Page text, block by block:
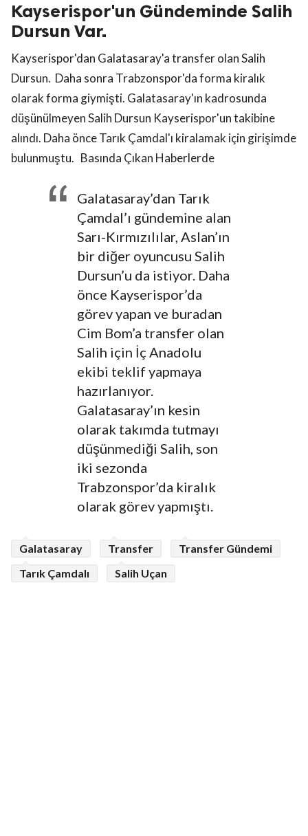
Kayserispor'un Gündeminde Salih
Dursun Var.
Kayserispor'dan Galatasaray'a transfer olan Salih
Dursun. Daha sonra Trabzonspor'da forma kiralık
olarak forma giymişti. Galatasaray'ın kadrosunda
düşünülmeyen Salih Dursun Kayserispor'un takibine
alındı. Daha önce Tarık Çamdal'ı kiralamak için girişimde
bulunmuştu. Basında Çıkan Haberlerde
Galatasaray’dan Tarık
Çamdal’ı gündemine alan
Sarı-Kırmızılılar, Aslan’ın
bir diğer oyuncusu Salih
Dursun’u da istiyor. Daha
önce Kayserispor’da
görev yapan ve buradan
Cim Bom’a transfer olan
Salih için İç Anadolu
ekibi teklif yapmaya
hazırlanıyor.
Galatasaray’ın kesin
olarak takımda tutmayı
düşünmediği Salih, son
iki sezonda
Trabzonspor’da kiralık
olarak görev yapmıştı.
Galatasaray Transfer
Transfer Gündemi
Tarık Çamdalı
Salih Uçan